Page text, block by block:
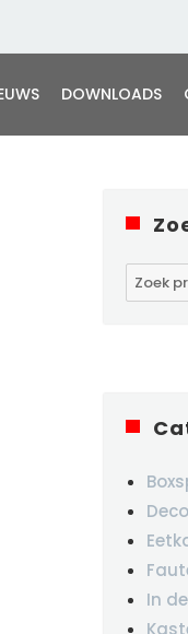
DOWNLOADS
Zoeken
naar:
In